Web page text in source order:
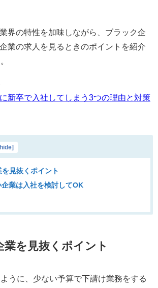
界の特性を加味しながら、ブラック企
企業の求人を見るときのポイントを紹介
新卒で入社してしまう3つの理由と対策
hide]
見抜くポイント
業は入社を検討してOK
業を見抜くポイント
うに、少ない予算で下請け業務をする